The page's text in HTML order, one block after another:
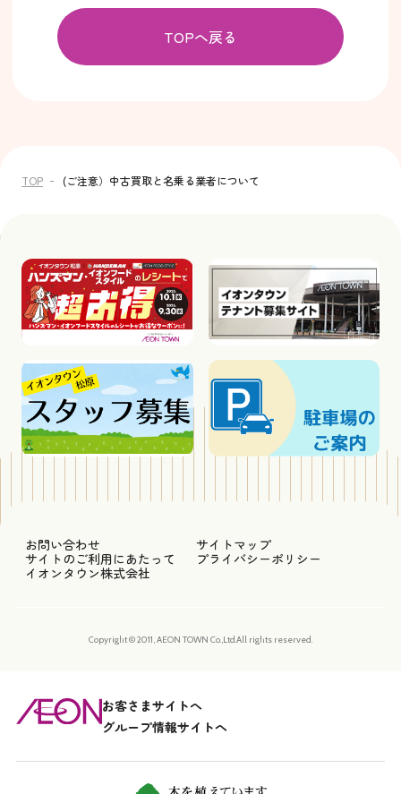
TOPへ戻る
TOP (ご注意）中古買取と名乗る業者について
お問い合わせ
サイトマップ
サイトのご利用にあたって
プライバシーポリシー
イオンタウン株式会社
Copyright © 2011, AEON TOWN Co.,Ltd.All rights reserved.
お客さまサイトへ
グループ情報サイトへ